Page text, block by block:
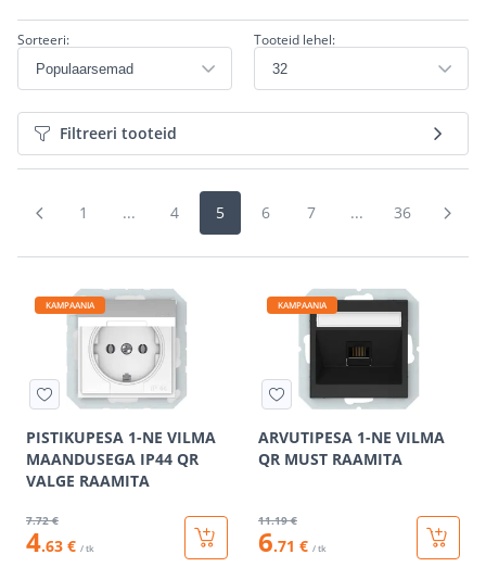
Sorteeri: Tooteid lehel:
Filtreeri tooteid
1 ... 4 5 6 7 ... 36
KAMPAANIA
PISTIKUPESA 1-NE VILMA
MAANDUSEGA IP44 QR
VALGE RAAMITA
7.72 €
4.63 € / tk
KAMPAANIA
ARVUTIPESA 1-NE VILMA
QR MUST RAAMITA
11.19 €
6.71 € / tk